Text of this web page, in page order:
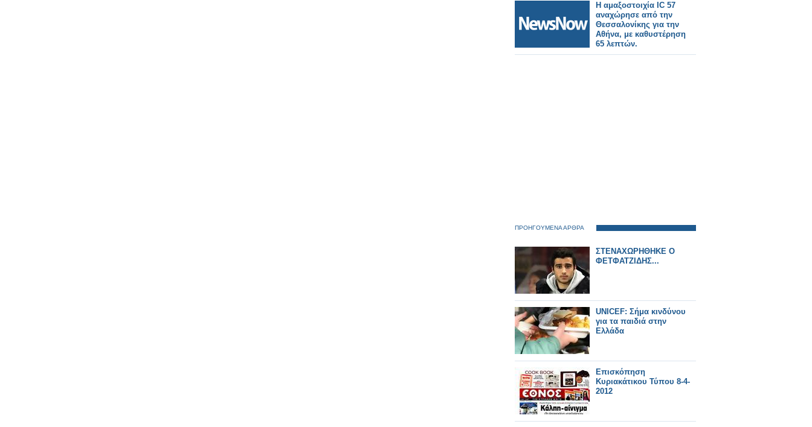
Η αμαξοστοιχία IC 57
αναχώρησε από την
Θεσσαλονίκης για την
Αθήνα, με καθυστέρηση
65 λεπτών.
ΠΡΟΗΓΟΥΜΕΝΑ ΑΡΘΡΑ
ΣΤΕΝΑΧΩΡΗΘΗΚΕ Ο
ΦΕΤΦΑΤΖΙΔΗΣ...
UNICEF: Σήμα κινδύνου
για τα παιδιά στην
Ελλάδα
Eπισκόπηση
Κυριακάτικου Τύπου 8-4-
2012